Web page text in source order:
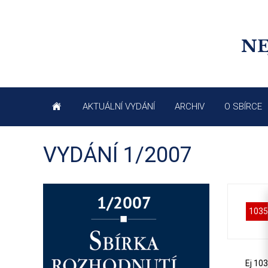
AKTUÁLNÍ VYDÁNÍ ARCHIV O SBÍRCE
VYDÁNÍ 1/2007
Ej